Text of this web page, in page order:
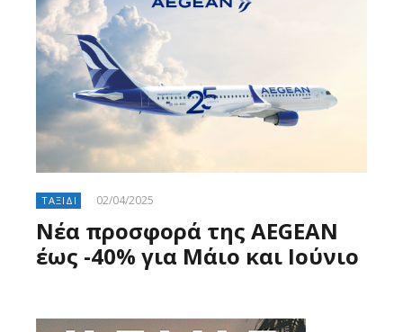
ΤΑΞΙΔΙ 02/04/2025
Νέα προσφορά της AEGEAN
έως -40% για Μάιο και Ιούνιο